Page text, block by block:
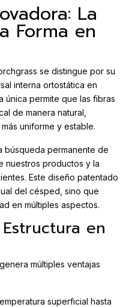
La
Forma en
se distingue por su
interna ortostática en
única permite que las fibras
de manera natural,
uniforme y estable.
búsqueda permanente de
nuestros productos y la
Este diseño patentado
del césped, sino que
en múltiples aspectos.
en
múltiples ventajas
superficial hasta